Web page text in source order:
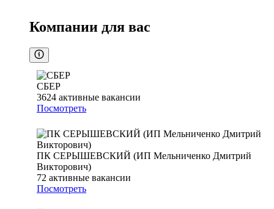
Компании для вас
СБЕР
3624 активные вакансии
Посмотреть
ПК СЕРЫШЕВСКИЙ (ИП Мельниченко Дмитрий
Викторович)
72 активные вакансии
Посмотреть